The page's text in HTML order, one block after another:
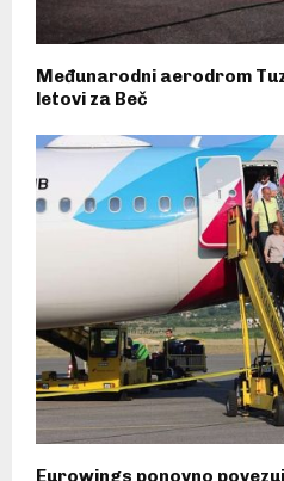
Međunarodni aerodrom
letovi za Beč
Eurowings ponovno